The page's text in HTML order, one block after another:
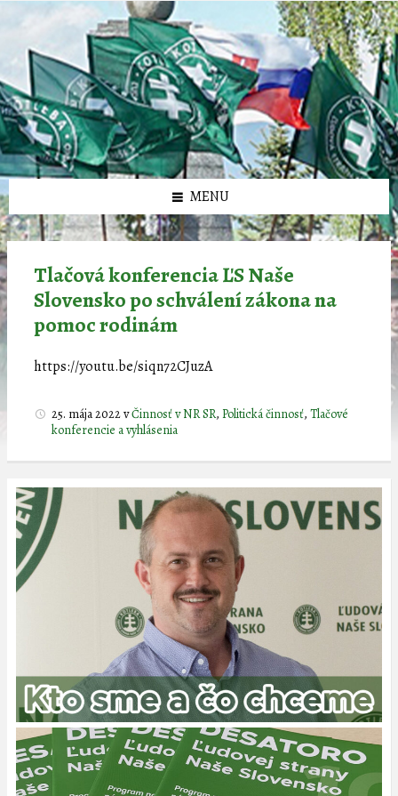
олимп казино
Preskočiť
Preskočiť
panel
Preskočiť
panel
Preskočiť
MENU
Tlačová konferencia ĽS Naše
Slovensko po schválení zákona na
pomoc rodinám
https://youtu.be/siqn72CJuzA
25. mája 2022vČinnosť v NR SR, Politická činnosť, Tlačové
konferencie a vyhlásenia